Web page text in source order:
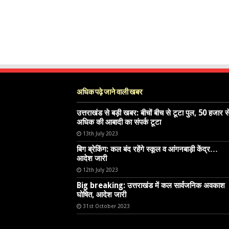
अधिक पढ़े जाने वाली खबर
उत्तराखंड से बड़ी खबर: बीचों बीच से टूटा पुल, 50 हजार
अधिक की आबादी का संपर्क टूटा
13th July 2023
बिग ब्रेकिंग: कल बंद रहेंगे स्कूल व आंगनबाड़ी केंद्र…
आदेश जारी
12th July 2023
Big breaking: उत्तराखंड में कल सार्वजनिक अवकाश
घोषित, आदेश जारी
31st October 2023